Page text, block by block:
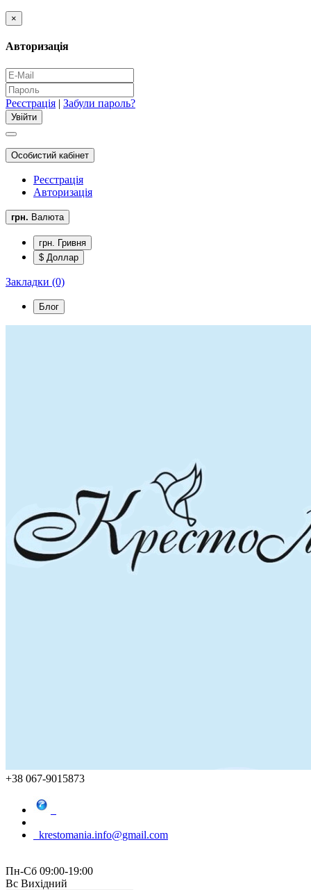
×
Авторизація
Реєстрація | Забули пароль?
Особистий кабінет
Реєстрація
Авторизація
грн. Валюта
грн. Гривня
$ Доллар
Закладки (0)
Блог
+38 067-9015873
krestomania.info@gmail.com
Пн-Сб 09:00-19:00
Вс Вихідний